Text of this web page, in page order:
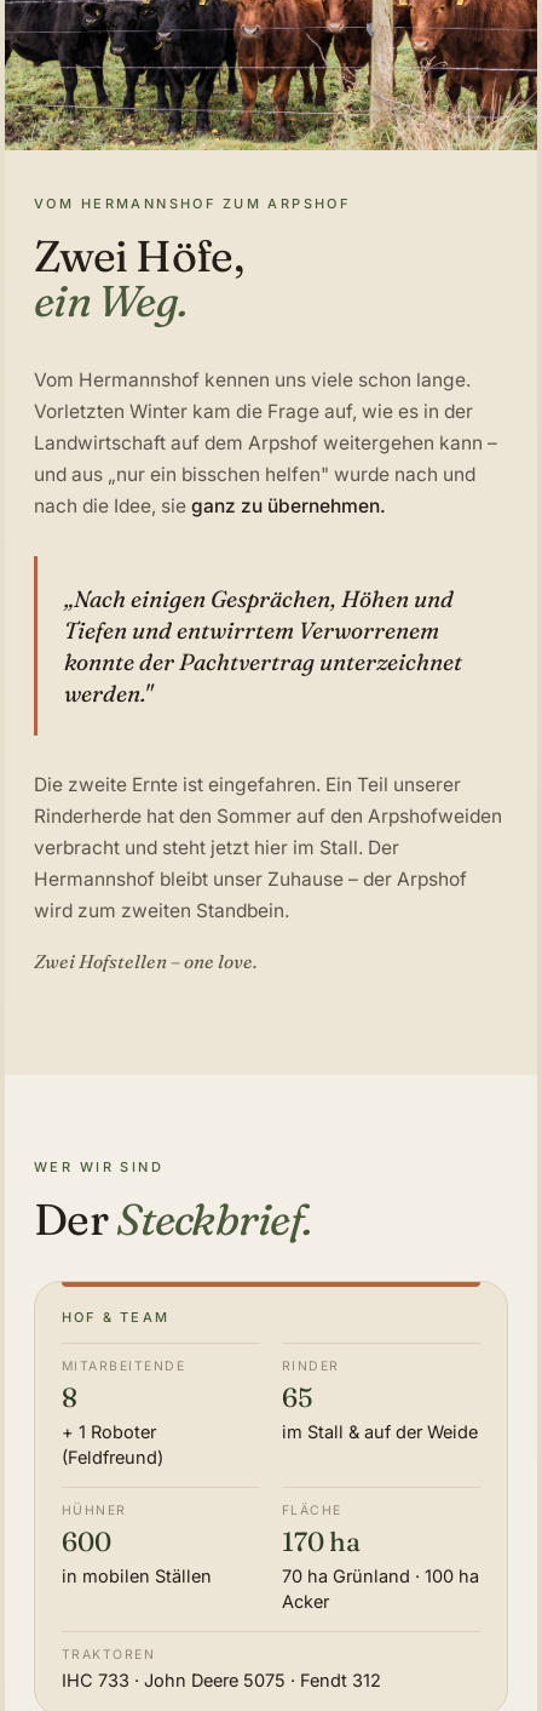
VOM HERMANNSHOF ZUM ARPSHOF
Zwei Höfe,
ein Weg.
Vom Hermannshof kennen uns viele schon lange.
Vorletzten Winter kam die Frage auf, wie es in der
Landwirtschaft auf dem Arpshof weitergehen kann –
und aus „nur ein bisschen helfen" wurde nach und
nach die Idee, sie ganz zu übernehmen.
„Nach einigen Gesprächen, Höhen und
Tiefen und entwirrtem Verworrenem
konnte der Pachtvertrag unterzeichnet
werden."
Die zweite Ernte ist eingefahren. Ein Teil unserer
Rinderherde hat den Sommer auf den Arpshofweiden
verbracht und steht jetzt hier im Stall. Der
Hermannshof bleibt unser Zuhause – der Arpshof
wird zum zweiten Standbein.
Zwei Hofstellen – one love.
WER WIR SIND
DerSteckbrief.
HOF & TEAM
MITARBEITENDE
8
+ 1 Roboter
(Feldfreund)
RINDER
65
im Stall & auf der Weide
HÜHNER
600
in mobilen Ställen
FLÄCHE
170 ha
70 ha Grünland · 100 ha
Acker
TRAKTOREN
IHC 733 · John Deere 5075 · Fendt 312